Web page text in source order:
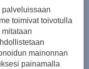
palveluissaan
toimivat toivotulla
mainonnan
painamalla